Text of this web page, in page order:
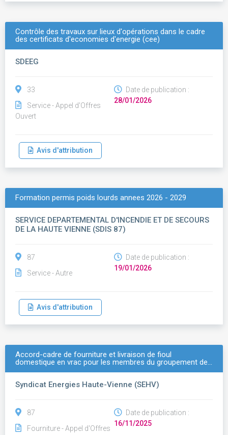
Contrôle des travaux sur lieux d'opérations dans le cadre
des certificats d'economies d'energie (cee)
SDEEG
33
Service - Appel d'Offres
Ouvert
Date de publication :
28/01/2026
Avis d'attribution
Formation permis poids lourds annees 2026 - 2029
SERVICE DEPARTEMENTAL D'INCENDIE ET DE SECOURS
DE LA HAUTE VIENNE (SDIS 87)
87
Service - Autre
Date de publication :
19/01/2026
Avis d'attribution
Accord-cadre de fourniture et livraison de fioul
domestique en vrac pour les membres du groupement de…
Syndicat Energies Haute-Vienne (SEHV)
87
Fourniture - Appel d'Offres
Date de publication :
16/11/2025